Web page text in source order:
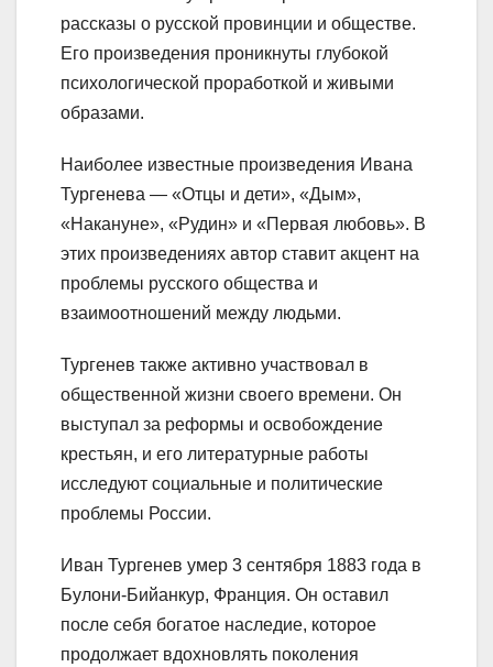
рассказы о русской провинции и обществе.
Его произведения проникнуты глубокой
психологической проработкой и живыми
образами.
Наиболее известные произведения Ивана
Тургенева — «Отцы и дети», «Дым»,
«Накануне», «Рудин» и «Первая любовь». В
этих произведениях автор ставит акцент на
проблемы русского общества и
взаимоотношений между людьми.
Тургенев также активно участвовал в
общественной жизни своего времени. Он
выступал за реформы и освобождение
крестьян, и его литературные работы
исследуют социальные и политические
проблемы России.
Иван Тургенев умер 3 сентября 1883 года в
Булони-Бийанкур, Франция. Он оставил
после себя богатое наследие, которое
продолжает вдохновлять поколения